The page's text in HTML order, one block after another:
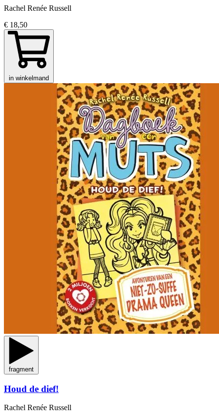
Rachel Renée Russell
€ 18,50
in winkelmand
fragment
Houd de dief!
Rachel Renée Russell